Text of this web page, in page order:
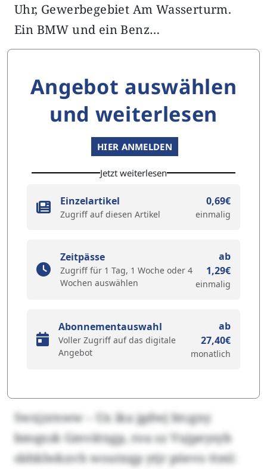
Uhr, Gewerbegebiet Am Wasserturm.
Ein BMW und ein Benz…
Angebot auswählen
und weiterlesen
HIER ANMELDEN
Jetzt weiterlesen
Einzelartikel
Zugriff auf diesen Artikel
0,69€
einmalig
Zeitpässe
Zugriff für 1 Tag, 1 Woche oder 4
Wochen auswählen
ab
1,29€
einmalig
Abonnementauswahl
Voller Zugriff auf das digitale
Angebot
ab
27,40€
monatlich
Swxjzrnww – Ux ika jgdwj btcgny
bmqxsk Gmvätxgp, rou sz Vujpeysyb
sbhklwkxvh woutxqp ytjr pöevo ttml: